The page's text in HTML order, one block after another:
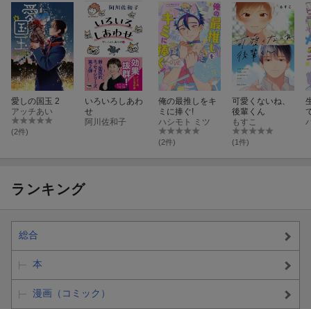
愛しの国玉 2
アッチあい
(2件)
いろいろしあわ
せ
阿川佐和子
俺の最推しをキ
ミに捧ぐ!
ハシモト ミツ
(2件)
可愛くないね、
後輩くん
もすこ
(1件)
ランキング
総合
本
漫画（コミック）